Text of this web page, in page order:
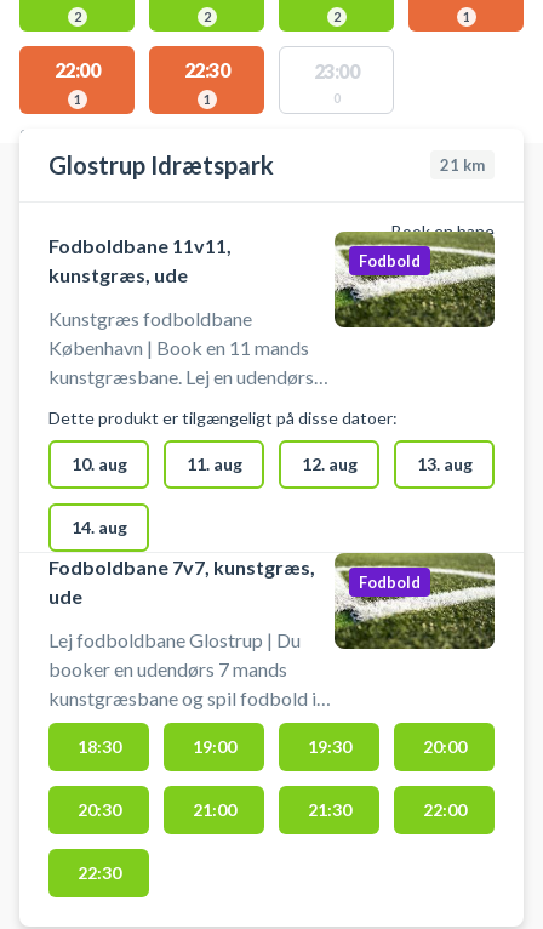
2 2 2 1
22:00
1
22:30
1
23:00
0
STEDER MED LEDIGE AKTIVITETER
Glostrup Idrætspark 21 km
Book en bane
Fodboldbane 11v11,
kunstgræs, ude
Kunstgræs fodboldbane
København | Book en 11 mands
kunstgræsbane. Lej en udendørs
Medbring selv bolde. Der kan
også spille på tværs på 2 stk. 7-
mandsbaner. Bemærk: Du booker
for 30 min ad gangen. Hvis du
ønsker at spille 1 time, skal der
bookes der 2 tider
Fodbold
Dette produkt er tilgængeligt på disse datoer:
10. aug 11. aug 12. aug 13. aug
14. aug
Fodboldbane 7v7, kunstgræs,
ude
Lej fodboldbane Glostrup | Du
booker en udendørs 7 mands
kunstgræsbane og spil fodbold i
Glostrup. Medbring selv bolde.
Bemærk: Du booker for 30 min ad
gangen. Hvis du ønsker at spille 1
time, bookes der 2 tider.
Fodbold
18:30 19:00 19:30 20:00
20:30 21:00 21:30 22:00
22:30